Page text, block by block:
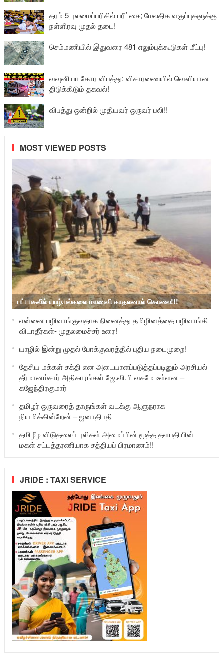
தரம் 5 புலமைப்பரிசில் பரீட்சை; மேலதிக வகுப்புகளுக்கு
நள்ளிரவு முதல் தடை!
செம்மணியில் இதுவரை 481 எலும்புக்கூடுகள் மீட்பு!
வவுனியா கோர விபத்து: விசாரணையில் வௌியான
திடுக்கிடும் தகவல்!
விபத்து ஒன்றில் முதியவர் ஒருவர் பலி!!
MOST VIEWED POSTS
பட்டபகலில் யாழ்.பல்கலை மாணவி காதலனால் கொலை!!!
என்னை பழிவாங்குவதாக நினைத்து தமிழினத்தை பழிவாங்கி
விடாதீர்கள்- முதலமைச்சர் உரை!
யாழில் இன்று முதல் போக்குவரத்தில் புதிய நடைமுறை!
தேசிய மக்கள் சக்தி என அடையாளப்படுத்தப்படினும் அரசியல்
தீர்மானம்சார் அதிகாரங்கள் ஜே.வி.பி வசமே உள்ளன –
கஜேந்திரகுமார்
தமிழர் ஒருவரைத் தாருங்கள் வடக்கு ஆளுநராக
நியமிக்கின்றேன் – ஜனாதிபதி
தமிழீழ விடுதலைப் புலிகள் அமைப்பின் மூத்த தளபதியின்
மகள் சட்டத்தரணியாக சத்தியப் பிரமாணம்!!
JRIDE : TAXI SERVICE